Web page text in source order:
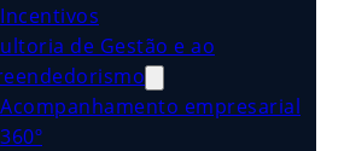
Incentivos
de Gestão e ao
Acompanhamento empresarial
360º